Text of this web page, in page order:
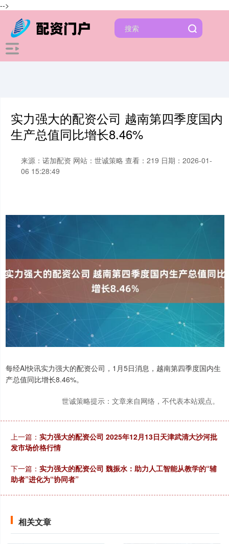
-->
实力强大的配资公司 越南第四季度国内
生产总值同比增长8.46%
来源：诺加配资 网站：世诚策略 查看：219 日期：2026-01-
06 15:28:49
每经AI快讯实力强大的配资公司，1月5日消息，越南第四季度国内生
产总值同比增长8.46%。
世诚策略提示：文章来自网络，不代表本站观点。
上一篇： 实力强大的配资公司 2025年12月13日天津武清大沙河批
发市场价格行情
下一篇： 实力强大的配资公司 魏振水：助力人工智能从教学的“辅
助者”进化为“协同者”
相关文章